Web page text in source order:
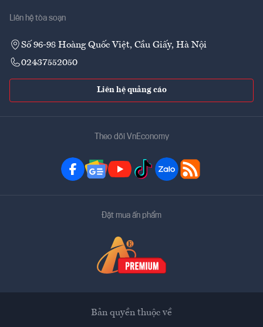
Liên hệ tòa soạn
Số 96-98 Hoàng Quốc Việt, Cầu Giấy, Hà Nội
02437552050
Liên hệ quảng cáo
Theo dõi VnEconomy
Đặt mua ấn phẩm
Bản quyền thuộc về